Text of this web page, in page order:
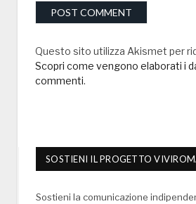
Questo sito utilizza Akismet per
Scopri come vengono elaborati i
commenti.
SOSTIENI IL PROGETTO
Sostieni la comunicazione